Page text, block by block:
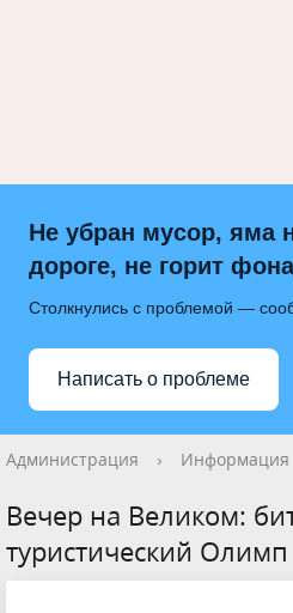
Не убран мусор, яма
дороге, не горит
Столкнулись с проблемой —
Написать о проблеме
Администрация › Информация
Вечер на Великом:
туристический Олимп